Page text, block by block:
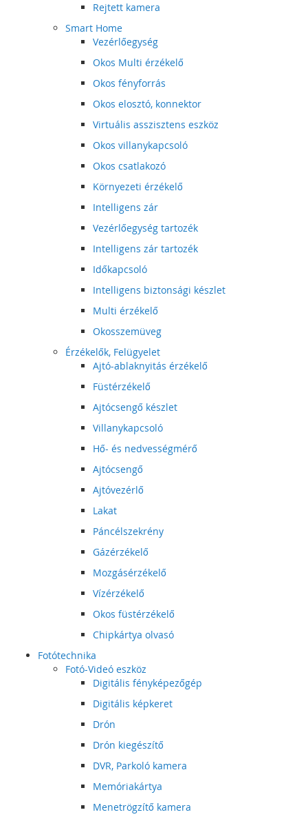
Rejtett kamera
Smart Home
Vezérlőegység
Okos Multi érzékelő
Okos fényforrás
Okos elosztó, konnektor
Virtuális asszisztens eszköz
Okos villanykapcsoló
Okos csatlakozó
Környezeti érzékelő
Intelligens zár
Vezérlőegység tartozék
Intelligens zár tartozék
Időkapcsoló
Intelligens biztonsági készlet
Multi érzékelő
Okosszemüveg
Érzékelők, Felügyelet
Ajtó-ablaknyitás érzékelő
Füstérzékelő
Ajtócsengő készlet
Villanykapcsoló
Hő- és nedvességmérő
Ajtócsengő
Ajtóvezérlő
Lakat
Páncélszekrény
Gázérzékelő
Mozgásérzékelő
Vízérzékelő
Okos füstérzékelő
Chipkártya olvasó
Fotótechnika
Fotó-Videó eszköz
Digitális fényképezőgép
Digitális képkeret
Drón
Drón kiegészítő
DVR, Parkoló kamera
Memóriakártya
Menetrögzítő kamera